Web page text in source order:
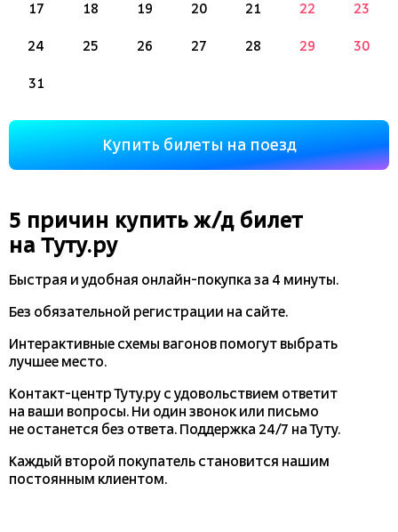
17 18 19 20 21 22 23
24 25 26 27 28 29 30
31
Купить билеты на поезд
5 причин купить ж/д билет
на Туту.ру
Быстрая и удобная онлайн-покупказа 4 минуты.
Без обязательной регистрации на сайте.
Интерактивные схемы вагонов помогут выбрать
лучшее место.
Контакт-центр Туту.ру с удовольствием ответит
на ваши вопросы. Ни один звонок или письмо
не останется без ответа. Поддержка 24/7 на Туту.
Каждый второй покупатель становится нашим
постоянным клиентом.